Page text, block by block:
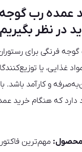
عمده رب
در نظر
فرنگی برای
غذایی، یا
و کارآمد باشد.
که هنگام خرید
مهم‌ترین